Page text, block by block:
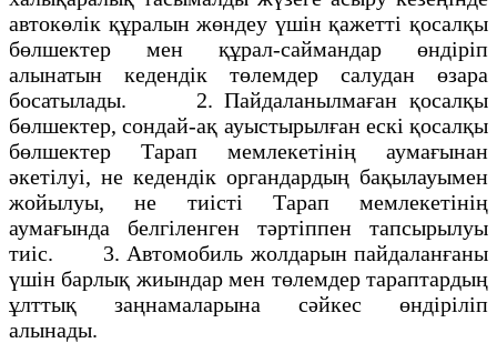
автокөлік құралын жөндеу үшін қажетті қосалқы
бөлшектер мен құрал-саймандар өндіріп
алынатын кедендік төлемдер салудан өзара
босатылады. 2. Пайдаланылмаған қосалқы
бөлшектер, сондай-ақ ауыстырылған ескі қосалқы
бөлшектер Тарап мемлекетінің аумағынан
әкетілуі, не кедендік органдардың бақылауымен
жойылуы, не тиісті Тарап мемлекетінің
аумағында белгіленген тәртіппен тапсырылуы
тиіс. 3. Автомобиль жолдарын пайдаланғаны
үшін барлық жиындар мен төлемдер тараптардың
ұлттық заңнамаларына сәйкес өндіріліп
алынады.